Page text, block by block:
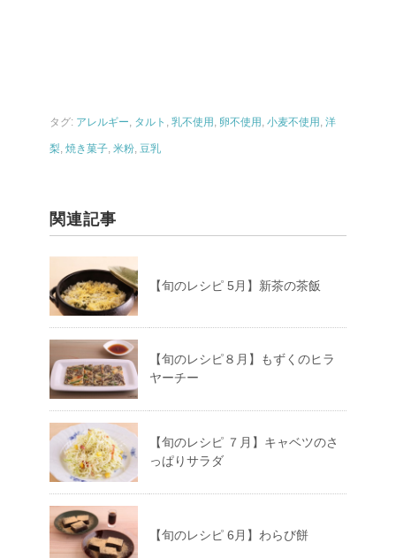
タグ: アレルギー, タルト , 乳不使用 , 卵不使用 , 小麦不使用 , 洋
梨, 焼き菓子, 米粉, 豆乳
関連記事
【旬のレシピ 5月】新茶の茶飯
【旬のレシピ８月】もずくのヒラ
ヤーチー
【旬のレシピ ７月】キャベツのさ
っぱりサラダ
【旬のレシピ 6月】わらび餅